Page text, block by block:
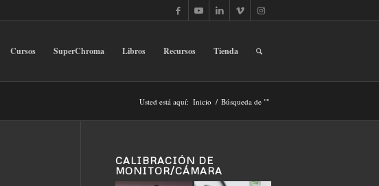
Cursos SuperChroma Libros Recursos Tienda
Usted está aquí: Inicio / Búsqueda de ""
CALIBRACIÓN DE
MONITOR/CÁMARA